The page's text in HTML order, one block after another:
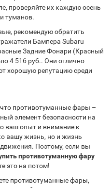
проверяйте их каждую осень
туманов.
рекомендую обратить
Бампера Subaru
Задние Фонари (Красный
4 516 руб.. Они отлично
хорошую репутацию среди
противотуманные фары –
элемент безопасности на
ваш опыт и внимание к
вашу жизнь, но и жизнь
Поэтому, если вы
противотуманную фару
это на потом!
противотуманные фары,